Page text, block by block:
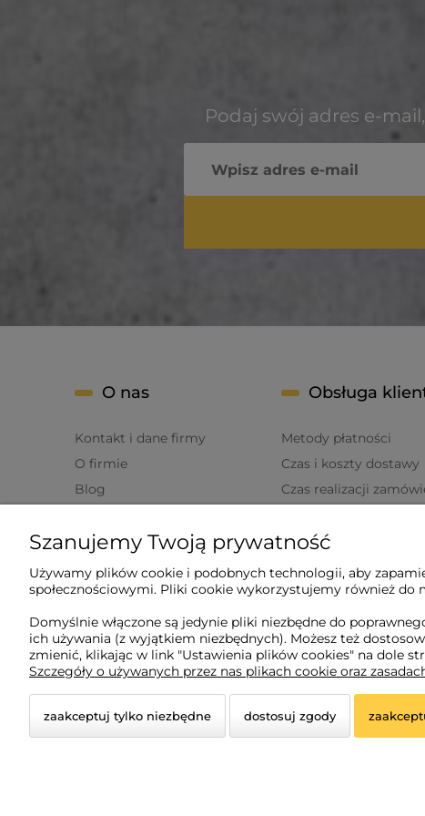
Podaj swój adres e-
O nas
Kontakt i dane firmy
O firmie
Blog
Obsługa
Metody płatności
Czas i koszty dostawy
Czas realizacji
Moje konto
Ustawienia konta
Ulubione
Szanujemy Twoją prywatność
Używamy plików cookie i podobnych technologii, aby
społecznościowymi. Pliki cookie wykorzystujemy również
Domyślnie włączone są jedynie pliki niezbędne do
ich używania (z wyjątkiem niezbędnych). Możesz też
zmienić, klikając w link "Ustawienia plików cookies" na dole
Szczegóły o używanych przez nas plikach cookie oraz
zaakceptuj tylko niezbędne dostosuj zgody